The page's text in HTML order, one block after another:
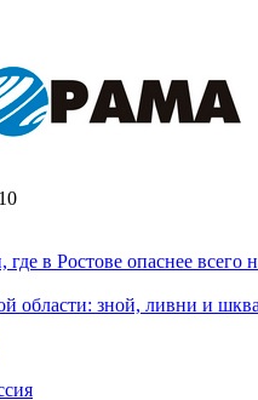
где в Ростове опаснее всего
области: зной, ливни и